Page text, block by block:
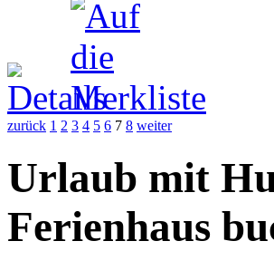
zurück 1 2 3 4 5 6 7 8 weiter
Urlaub mit
Ferienhaus